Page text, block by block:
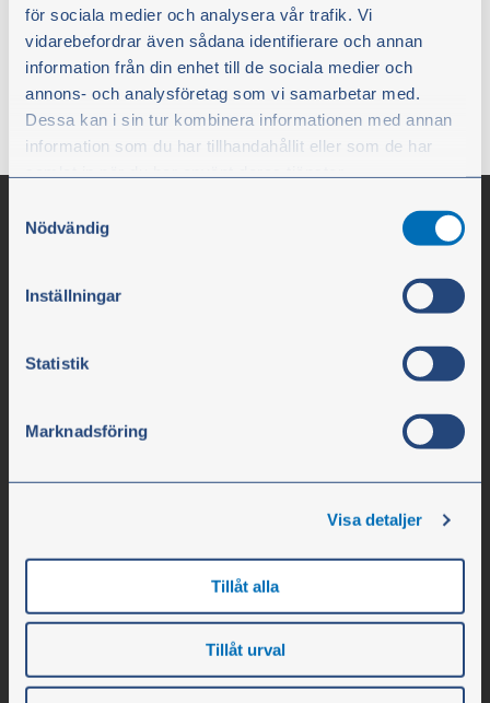
för sociala medier och analysera vår trafik. Vi
vidarebefordrar även sådana identifierare och annan
information från din enhet till de sociala medier och
annons- och analysföretag som vi samarbetar med.
Dessa kan i sin tur kombinera informationen med annan
information som du har tillhandahållit eller som de har
Du kan när som helst ändra ditt val. För att återkalla ditt
samtycke klickar du på ”Cookie-ikonen” längst ned till
Nödvändig
Inställningar
Statistik
Marknadsföring
Visa detaljer
Tillåt alla
Tillåt urval
henkilökohtaisia tietoja ja/tai
selauskäyttäytymiseesi liittyviä tietoja.
Aloitussivulle
Olssons i Ellös
Puh. +46 304 75 10 50
info@olssonparts.com
Y-tunnus 556617-0154